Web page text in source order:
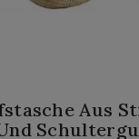
Aus